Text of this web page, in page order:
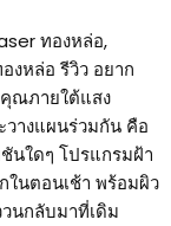
ทองหล่อ,
งหล่อ รีวิว อยาก
คุณภายใต้แสง
างแผนร่วมกัน คือ
นใดๆ โปรแกรมฝ้า
นตอนเช้า พร้อมผิว
นกลับมาที่เดิม